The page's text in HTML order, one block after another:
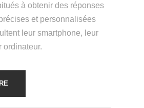
à obtenir des réponses
et personnalisées
leur smartphone, leur
ordinateur.